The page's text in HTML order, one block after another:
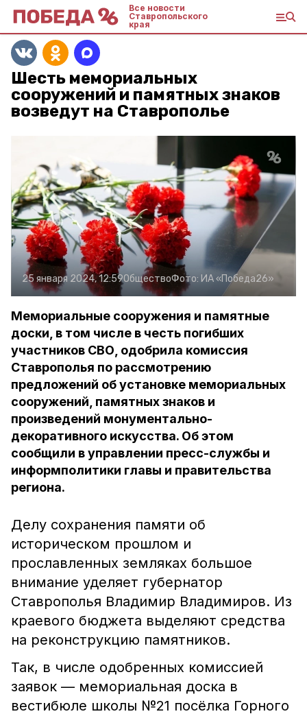
Все новости
Ставропольского
края
Шесть мемориальных
сооружений и памятных знаков
возведут на Ставрополье
25 января 2024, 12:59ОбществоФото: ИА «Победа26»
Мемориальные сооружения и памятные
доски, в том числе в честь погибших
участников СВО, одобрила комиссия
Ставрополья по рассмотрению
предложений об установке мемориальных
сооружений, памятных знаков и
произведений монументально-
декоративного искусства. Об этом
сообщили в управлении пресс-службы и
информполитики главы и правительства
региона.
Делу сохранения памяти об
историческом прошлом и
прославленных земляках большое
внимание уделяет губернатор
Ставрополья Владимир Владимиров. Из
краевого бюджета выделяют средства
на реконструкцию памятников.
Так, в числе одобренных комиссией
заявок — мемориальная доска в
вестибюле школы №21 посёлка Горного